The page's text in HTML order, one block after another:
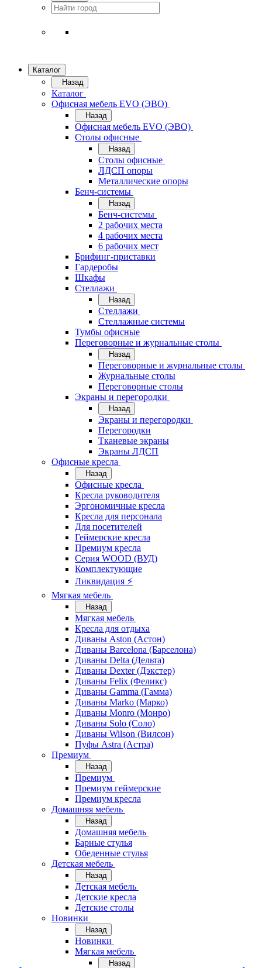
Каталог
Назад
Каталог
Офисная мебель EVO (ЭВО)
Назад
Офисная мебель EVO (ЭВО)
Cтолы офисные
Назад
Cтолы офисные
ЛДСП опоры
Металлические опоры
Бенч-системы
Назад
Бенч-системы
2 рабочих места
4 рабочих места
6 рабочих мест
Брифинг-приставки
Гардеробы
Шкафы
Стеллажи
Назад
Стеллажи
Стеллажные системы
Тумбы офисные
Переговорные и журнальные столы
Назад
Переговорные и журнальные столы
Журнальные столы
Переговорные столы
Экраны и перегородки
Назад
Экраны и перегородки
Перегородки
Тканевые экраны
Экраны ЛДСП
Офисные кресла
Назад
Офисные кресла
Кресла руководителя
Эргономичные кресла
Кресла для персонала
Для посетителей
Геймерские кресла
Премиум кресла
Серия WOOD (ВУД)
Комплектующие
Ликвидация ⚡
Мягкая мебель
Назад
Мягкая мебель
Кресла для отдыха
Диваны Aston (Астон)
Диваны Barcelona (Барселона)
Диваны Delta (Дельта)
Диваны Dexter (Дэкстер)
Диваны Felix (Феликс)
Диваны Gamma (Гамма)
Диваны Marko (Марко)
Диваны Monro (Монро)
Диваны Solo (Соло)
Диваны Wilson (Вилсон)
Пуфы Astra (Астра)
Премиум
Назад
Премиум
Премиум геймерские
Премиум кресла
Домашняя мебель
Назад
Домашняя мебель
Барные стулья
Обеденные стулья
Детская мебель
Назад
Детская мебель
Детские кресла
Детские столы
Новинки
Назад
Новинки
Мягкая мебель
Назад